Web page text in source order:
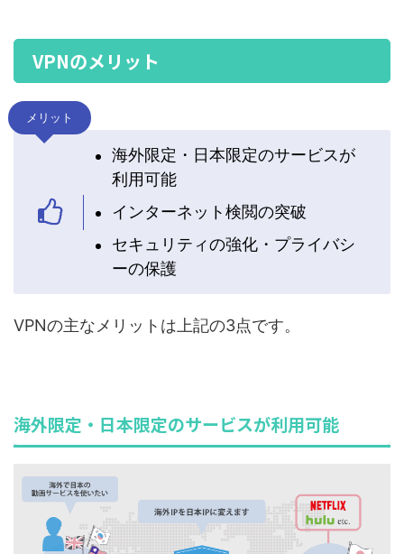
VPNのメリット
メリット
海外限定・日本限定のサービスが
利用可能
インターネット検閲の突破
セキュリティの強化・プライバシ
ーの保護
VPNの主なメリットは上記の3点です。
海外限定・日本限定のサービスが利用可能